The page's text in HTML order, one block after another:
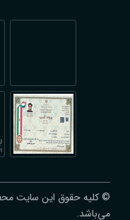
© کلیه حقوق این سایت
می‌باشد.